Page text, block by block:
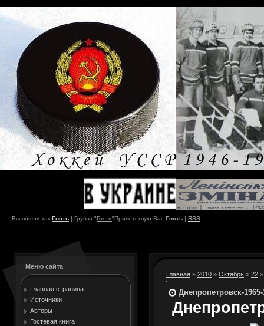
Вы вошли как Гость | Группа "Гости"Приветствую Вас Гость | RSS
Меню сайта
Главная страница
Источники
Авторы
Гостевая книга
Главная » 2010 » Октябрь » 22
Днепропетровск-1965-